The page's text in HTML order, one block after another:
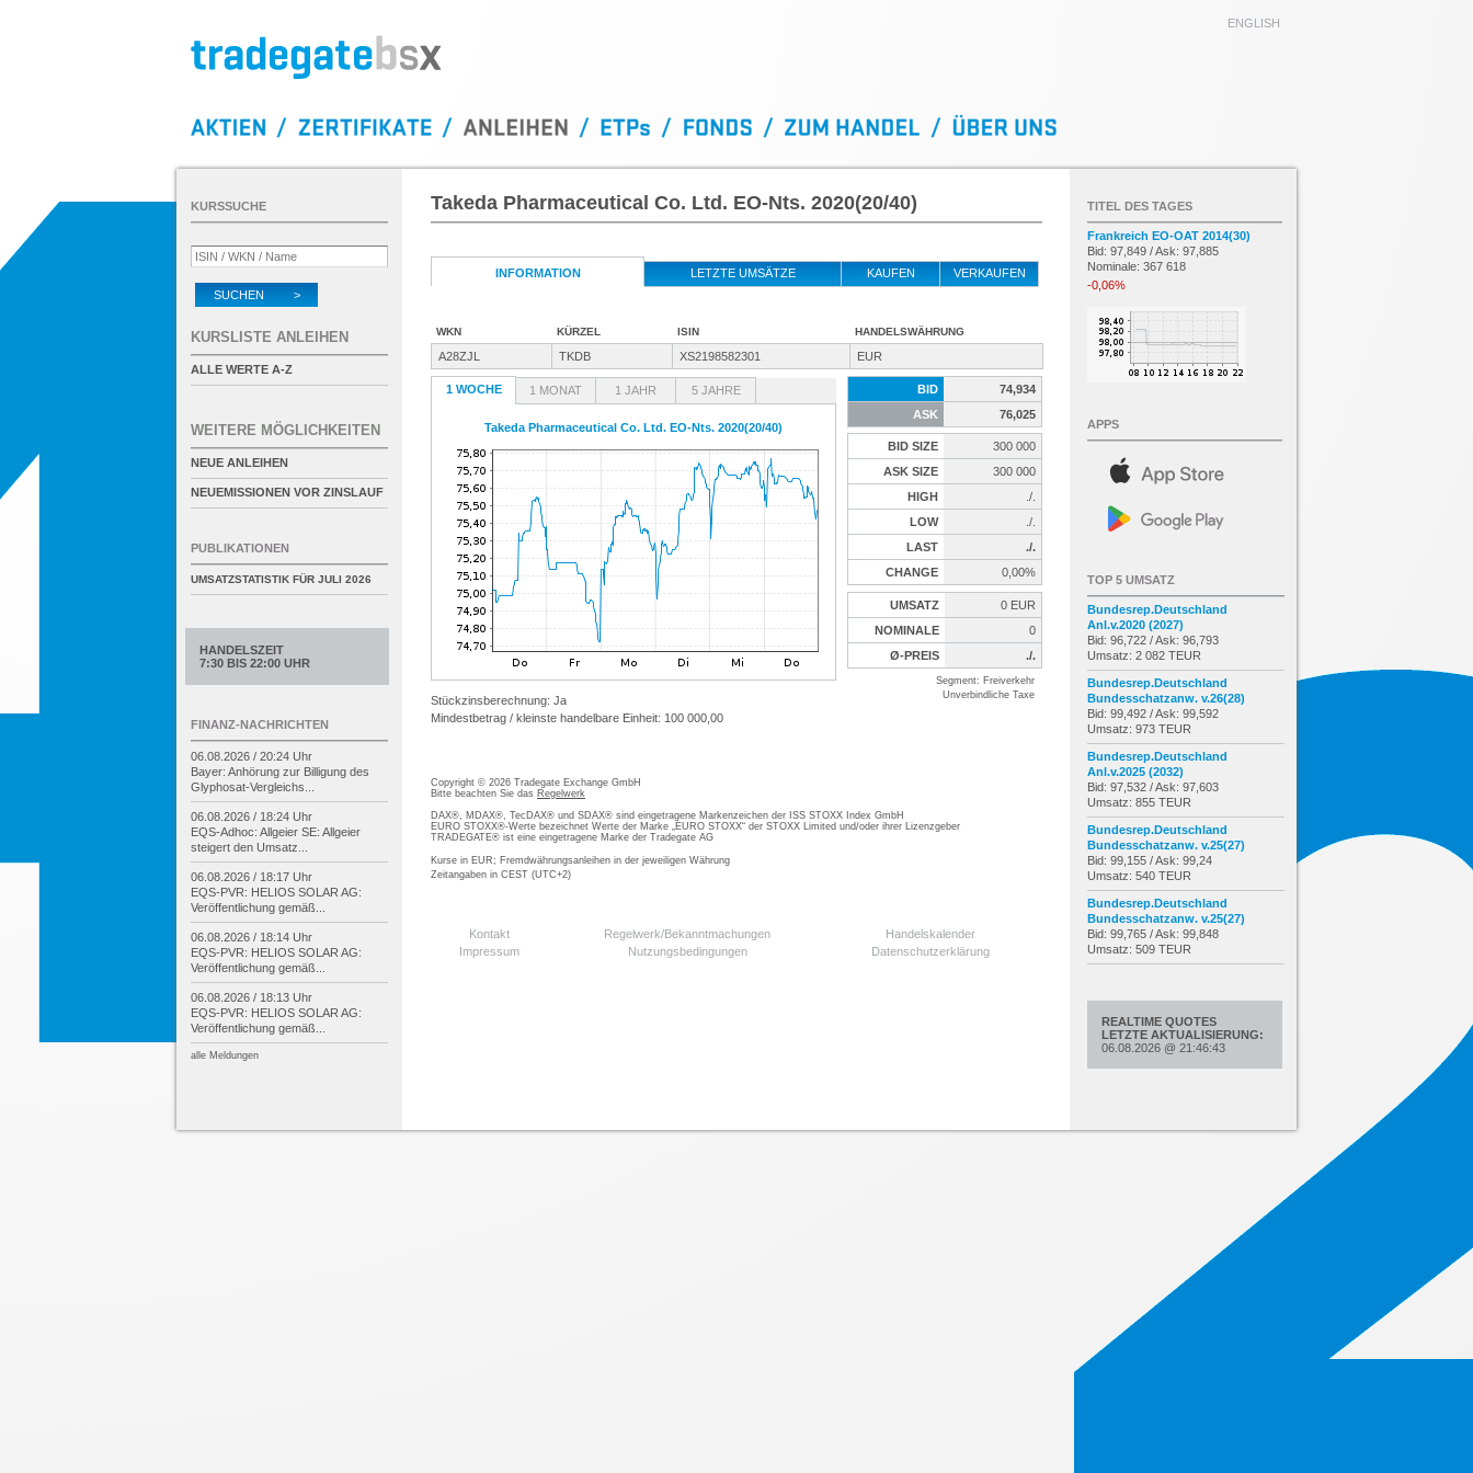
ENGLISH
Takeda Pharmaceutical Co. Ltd. EO-Nts. 2020(20/40)
INFORMATION LETZTE UMSÄTZE KAUFEN VERKAUFEN
WKN KÜRZEL ISIN HANDELSWÄHRUNG
A28ZJL TKDB XS2198582301 EUR
1 WOCHE 1 MONAT 1 JAHR 5 JAHRE
Takeda Pharmaceutical Co. Ltd. EO-Nts. 2020(20/40)
Stückzinsberechnung: Ja
Mindestbetrag / kleinste handelbare Einheit: 100 000,00
BID
74,934
ASK
76,025
BID SIZE
300 000
ASK SIZE
300 000
HIGH
./.
LOW
./.
LAST
./.
CHANGE
0,00%
UMSATZ
0 EUR
NOMINALE
0
Ø-PREIS
./.
Segment: Freiverkehr
Unverbindliche Taxe
Copyright © 2026 Tradegate Exchange GmbH
Bitte beachten Sie das Regelwerk
DAX®, MDAX®, TecDAX® und SDAX® sind eingetragene Markenzeichen der ISS STOXX Index GmbH
EURO STOXX®-Werte bezeichnet Werte der Marke „EURO STOXX“ der STOXX Limited und/oder ihrer Lizenzgeber
TRADEGATE® ist eine eingetragene Marke der Tradegate AG
Kurse in EUR; Fremdwährungsanleihen in der jeweiligen Währung
Zeitangaben in CEST (UTC+2)
Kontakt Regelwerk/Bekanntmachungen
Handelskalender
Impressum
Nutzungsbedingungen Datenschutzerklärung
KURSSUCHE
SUCHEN >
KURSLISTE ANLEIHEN
ALLE WERTE A-Z
WEITERE MÖGLICHKEITEN
NEUE ANLEIHEN
NEUEMISSIONEN VOR ZINSLAUF
PUBLIKATIONEN
UMSATZSTATISTIK FÜR JULI 2026
HANDELSZEIT
7:30 BIS 22:00 UHR
FINANZ-NACHRICHTEN
06.08.2026 / 20:24 Uhr
Bayer: Anhörung zur Billigung des
Glyphosat-Vergleichs...
06.08.2026 / 18:24 Uhr
EQS-Adhoc: Allgeier SE: Allgeier
steigert den Umsatz...
06.08.2026 / 18:17 Uhr
EQS-PVR: HELIOS SOLAR AG:
Veröffentlichung gemäß...
06.08.2026 / 18:14 Uhr
EQS-PVR: HELIOS SOLAR AG:
Veröffentlichung gemäß...
06.08.2026 / 18:13 Uhr
EQS-PVR: HELIOS SOLAR AG:
Veröffentlichung gemäß...
alle Meldungen
TITEL DES TAGES
Frankreich EO-OAT 2014(30)
Bid: 97,849 / Ask: 97,885
Nominale: 367 618
-0,06%
APPS
TOP 5 UMSATZ
Bundesrep.Deutschland
Anl.v.2020 (2027)
Bid: 96,722 / Ask: 96,793
Umsatz: 2 082 TEUR
Bundesrep.Deutschland
Bundesschatzanw. v.26(28)
Bid: 99,492 / Ask: 99,592
Umsatz: 973 TEUR
Bundesrep.Deutschland
Anl.v.2025 (2032)
Bid: 97,532 / Ask: 97,603
Umsatz: 855 TEUR
Bundesrep.Deutschland
Bundesschatzanw. v.25(27)
Bid: 99,155 / Ask: 99,24
Umsatz: 540 TEUR
Bundesrep.Deutschland
Bundesschatzanw. v.25(27)
Bid: 99,765 / Ask: 99,848
Umsatz: 509 TEUR
REALTIME QUOTES
LETZTE AKTUALISIERUNG:
06.08.2026 @ 21:46:43